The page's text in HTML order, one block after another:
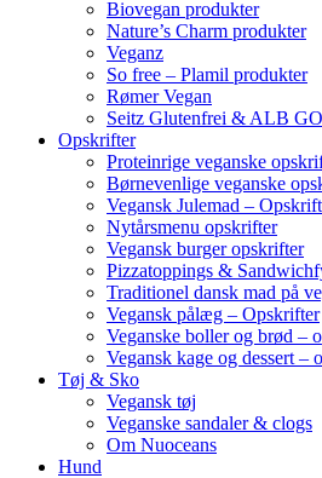
Biovegan produkter
Nature’s Charm produkter
Veganz
So free – Plamil produkter
Rømer Vegan
Seitz Glutenfrei & ALB
Opskrifter
Proteinrige veganske
Børnevenlige veganske
Vegansk Julemad –
Nytårsmenu opskrifter
Vegansk burger opskrifter
Pizzatoppings &
Traditionel dansk mad på
Vegansk pålæg – Opskrifter
Veganske boller og brød –
Vegansk kage og dessert –
Tøj & Sko
Vegansk tøj
Veganske sandaler & clogs
Om Nuoceans
Hund